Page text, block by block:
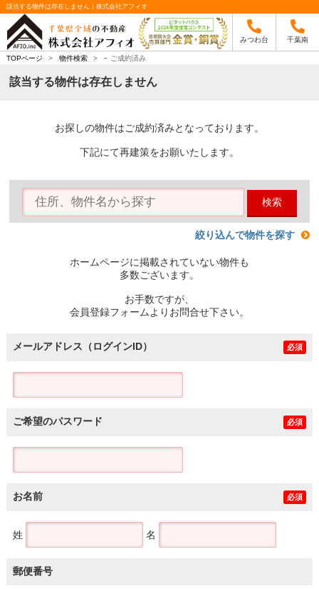
該当する物件は存在しません｜株式会社アフィオ
みつわ台 千葉南
TOPページ > 物件検索 > - ご成約済み
該当する物件は存在しません
お探しの物件はご成約済みとなっております。
下記にて再建策をお願いたします。
検索
絞り込んで物件を探す
ホームページに掲載されていない物件も
多数ございます。
お手数ですが、
会員登録フォームよりお問合せ下さい。
メールアドレス（ログインID） 必須
ご希望のパスワード 必須
お名前 必須
姓 名
郵便番号